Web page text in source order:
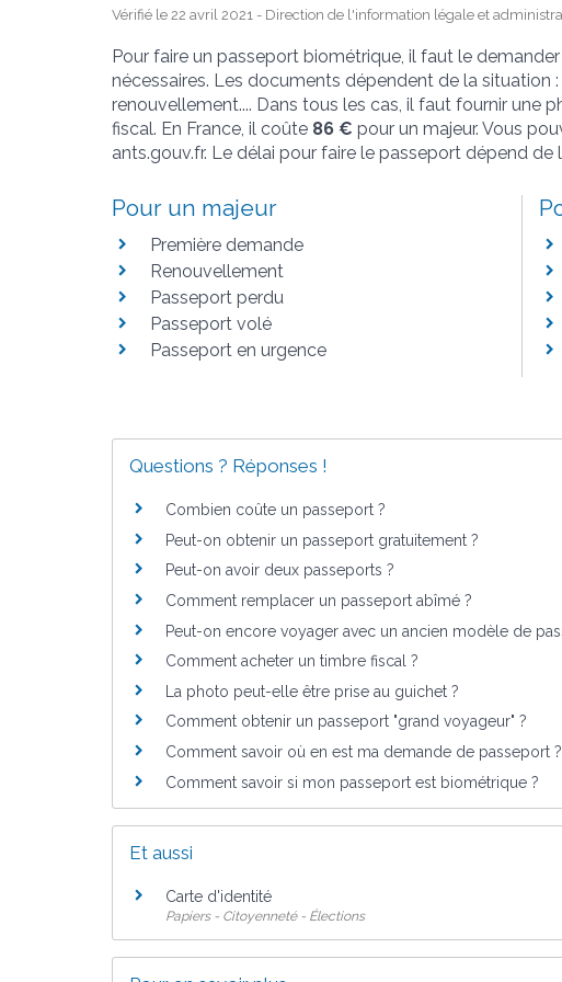
Vérifié le 22 avril 2021 - Direction de l'information légale et
Pour faire un passeport biométrique, il faut le
nécessaires. Les documents dépendent de la situation
renouvellement.... Dans tous les cas, il faut fournir une
fiscal. En France, il coûte 86 € pour un majeur. Vous
ants.gouv.fr. Le délai pour faire le passeport dépend de
Pour un majeur
Première demande
Renouvellement
Passeport perdu
Passeport volé
Passeport en urgence
Questions ? Réponses !
Combien coûte un passeport ?
Peut-on obtenir un passeport gratuitement ?
Peut-on avoir deux passeports ?
Comment remplacer un passeport abîmé ?
Peut-on encore voyager avec un ancien modèle de
Comment acheter un timbre fiscal ?
La photo peut-elle être prise au guichet ?
Comment obtenir un passeport "grand voyageur" ?
Comment savoir où en est ma demande de passeport ?
Comment savoir si mon passeport est biométrique ?
Et aussi
Carte d'identité
Papiers - Citoyenneté - Élections